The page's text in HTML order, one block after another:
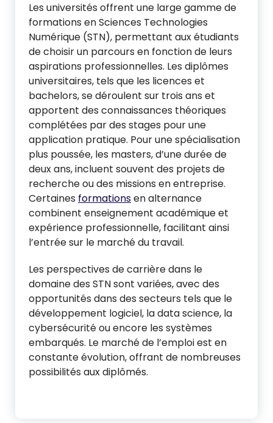
Les universités offrent une large gamme de
formations en Sciences Technologies
Numérique (STN), permettant aux étudiants
de choisir un parcours en fonction de leurs
aspirations professionnelles. Les diplômes
universitaires, tels que les licences et
bachelors, se déroulent sur trois ans et
apportent des connaissances théoriques
complétées par des stages pour une
application pratique. Pour une spécialisation
plus poussée, les masters, d’une durée de
deux ans, incluent souvent des projets de
recherche ou des missions en entreprise.
Certaines formationsen alternance
combinent enseignement académique et
expérience professionnelle, facilitant ainsi
l’entrée sur le marché du travail.
Les perspectives de carrière dans le
domaine des STN sont variées, avec des
opportunités dans des secteurs tels que le
développement logiciel, la data science, la
cybersécurité ou encore les systèmes
embarqués. Le marché de l’emploi est en
constante évolution, offrant de nombreuses
possibilités aux diplômés.